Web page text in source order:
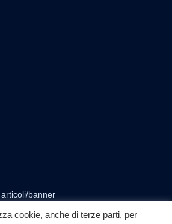
banner
cookie, anche di terze parti, per